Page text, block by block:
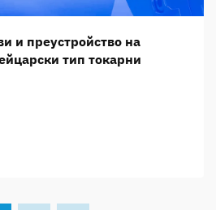
и преустройство на
тип токарни